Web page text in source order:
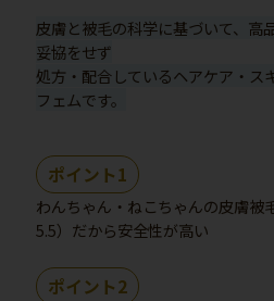
皮膚と被毛の科学に基づいて、高
妥協をせず
処方・配合しているヘアケア・ス
フェムです。
ポイント1
わんちゃん・ねこちゃんの皮膚被
5.5）だから安全性が高い
ポイント2